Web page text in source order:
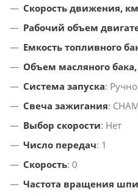
Скорость движения,
Рабочий объем
Емкость топливного
Объем масляного
Система запуска:
Свеча зажигания:
Выбор скорости: Нет
Число передач: 1
Скорость: 0
Частота вращения